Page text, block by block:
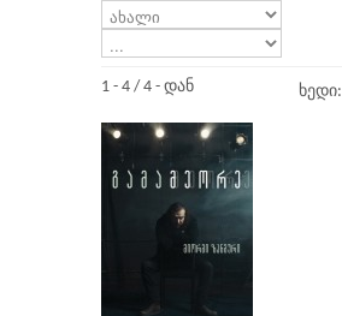
1 - 4 / 4 - დან ხედი: